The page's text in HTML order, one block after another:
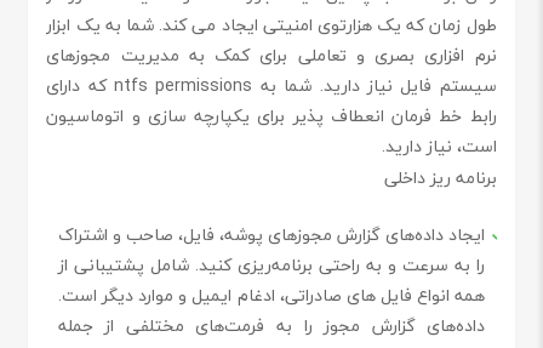
طول زمان که یک هزارتوی امنیتی ایجاد می کند. شما به یک ابزار
نرم افزاری بصری و تعاملی برای کمک به مدیریت مجوزهای
سیستم فایل نیاز دارید. شما به ntfs permissions که دارای
رابط خط فرمان انعطاف پذیر برای یکپارچه سازی و اتوماسیون
است، نیاز دارید.
برنامه ریز داخلی
ایجاد داده‌های گزارش مجوزهای پوشه، فایل، صاحب و اشتراک
را به سرعت و به راحتی برنامه‌ریزی کنید. شامل پشتیبانی از
همه انواع فایل های صادراتی، ادغام ایمیل و موارد دیگر است.
داده‌های گزارش مجوز را به فرمت‌های مختلفی از جمله